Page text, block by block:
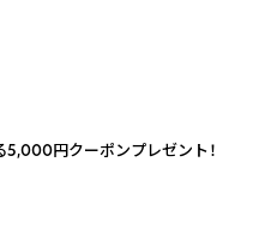
5,000円クーポンプレゼント！